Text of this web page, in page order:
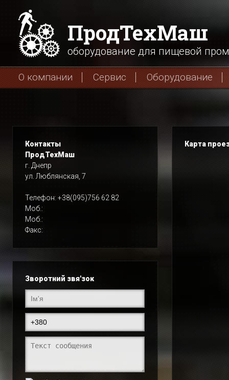
ПродТехМаш
оборудование для пищевой
О компании Сервис Оборудование
Контакты
ПродТехМаш
г. Днепр
ул. Люблянская, 7
Телефон: +38(095)756 62 82
Моб.:
Моб.:
Факс:
Зворотний звя'зок
Карта